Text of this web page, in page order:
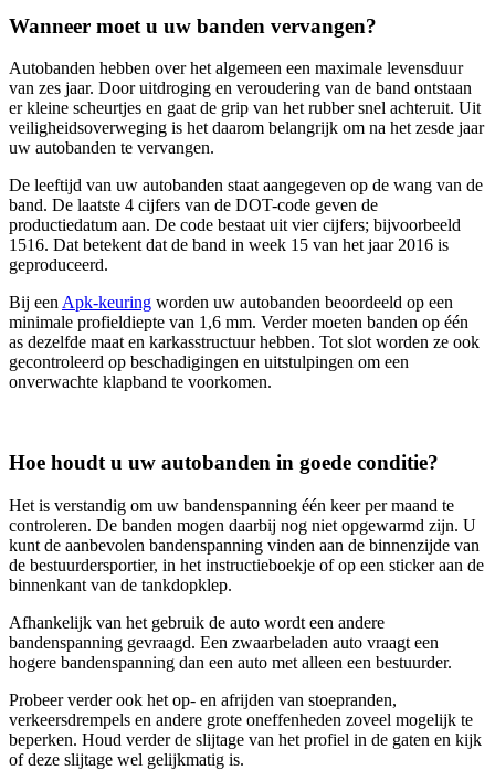
Wanneer moet u uw banden vervangen?
Autobanden hebben over het algemeen een maximale levensduur
van zes jaar. Door uitdroging en veroudering van de band ontstaan
er kleine scheurtjes en gaat de grip van het rubber snel achteruit. Uit
veiligheidsoverweging is het daarom belangrijk om na het zesde jaar
uw autobanden te vervangen.
De leeftijd van uw autobanden staat aangegeven op de wang van de
band. De laatste 4 cijfers van de DOT-code geven de
productiedatum aan. De code bestaat uit vier cijfers; bijvoorbeeld
1516. Dat betekent dat de band in week 15 van het jaar 2016 is
geproduceerd.
Bij een Apk-keuring worden uw autobanden beoordeeld op een
minimale profieldiepte van 1,6 mm. Verder moeten banden op één
as dezelfde maat en karkasstructuur hebben. Tot slot worden ze ook
gecontroleerd op beschadigingen en uitstulpingen om een
onverwachte klapband te voorkomen.
Hoe houdt u uw autobanden in goede conditie?
Het is verstandig om uw bandenspanning één keer per maand te
controleren. De banden mogen daarbij nog niet opgewarmd zijn. U
kunt de aanbevolen bandenspanning vinden aan de binnenzijde van
de bestuurdersportier, in het instructieboekje of op een sticker aan de
binnenkant van de tankdopklep.
Afhankelijk van het gebruik de auto wordt een andere
bandenspanning gevraagd. Een zwaarbeladen auto vraagt een
hogere bandenspanning dan een auto met alleen een bestuurder.
Probeer verder ook het op- en afrijden van stoepranden,
verkeersdrempels en andere grote oneffenheden zoveel mogelijk te
beperken. Houd verder de slijtage van het profiel in de gaten en kijk
of deze slijtage wel gelijkmatig is.